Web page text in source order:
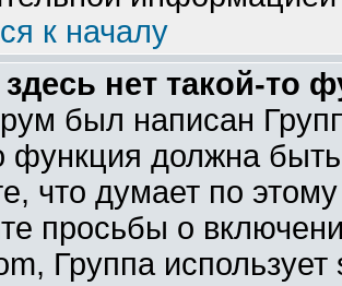
к началу
нет такой-то
был написан
функция должна
что думает по
просьбы о
Группа